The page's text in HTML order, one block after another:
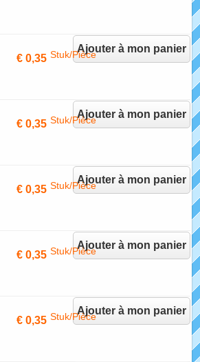
Ajouter à mon panier
€ 0,35 Stuk/Pièce
Ajouter à mon panier
€ 0,35 Stuk/Pièce
Ajouter à mon panier
€ 0,35 Stuk/Pièce
Ajouter à mon panier
€ 0,35 Stuk/Pièce
Ajouter à mon panier
€ 0,35 Stuk/Pièce